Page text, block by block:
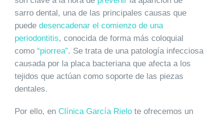
sarro dental, una de las principales causas que
puede desencadenar el comienzo de una
periodontitis, conocida de forma más coloquial
como “piorrea”. Se trata de una patología infecciosa
causada por la placa bacteriana que afecta a los
tejidos que actúan como soporte de las piezas
dentales.
Por ello, en Clínica García Rielote ofrecemos un